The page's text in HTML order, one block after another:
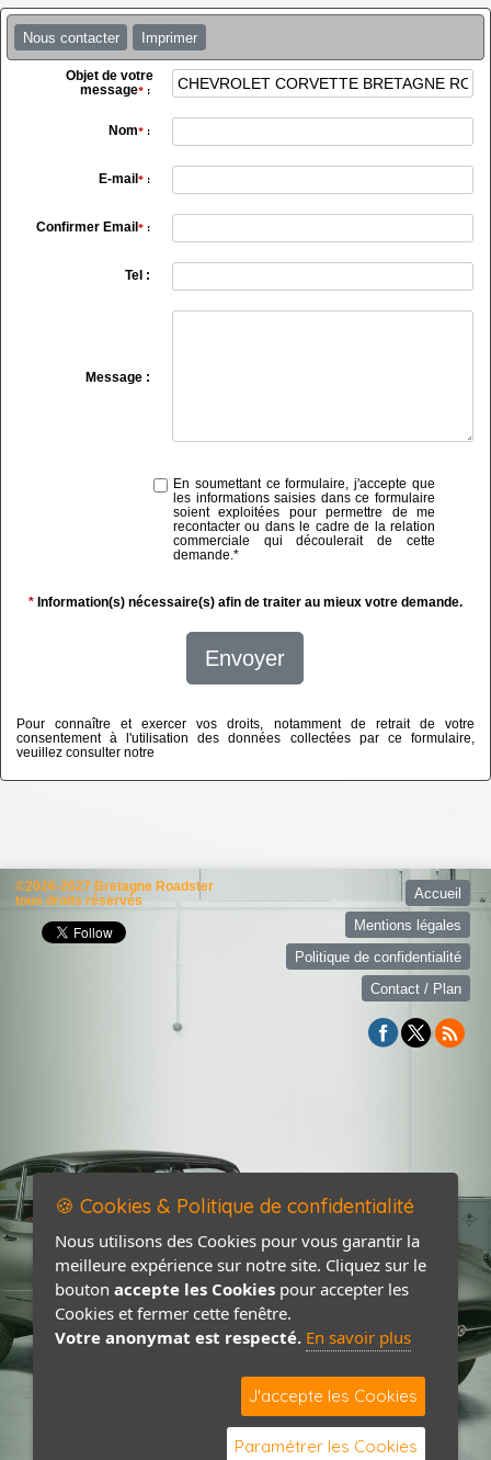
Nous contacter Imprimer
Objet de votre
message*:
Nom*:
E-mail *:
Confirmer Email *:
Tel :
Message :
En soumettant ce formulaire, j'accepte que
les informations saisies dans ce formulaire
soient exploitées pour permettre de me
recontacter ou dans le cadre de la relation
commerciale qui découlerait de cette
demande.*
* Information(s) nécessaire(s) afin de traiter au mieux votre demande.
Envoyer
Pour connaître et exercer vos droits, notamment de retrait de votre
consentement à l'utilisation des données collectées par ce formulaire,
veuillez consulter notre
©2026-2027 Bretagne Roadster
tous droits réservés
Accueil
Mentions légales
Politique de confidentialité
Contact / Plan
🍪 Cookies & Politique de confidentialité
Nous utilisons des Cookies pour vous garantir la
meilleure expérience sur notre site. Cliquez sur le
bouton accepte les Cookies pour accepter les
Cookies et fermer cette fenêtre.
Votre anonymat est respecté. En savoir plus
J'accepte les Cookies
Paramétrer les Cookies